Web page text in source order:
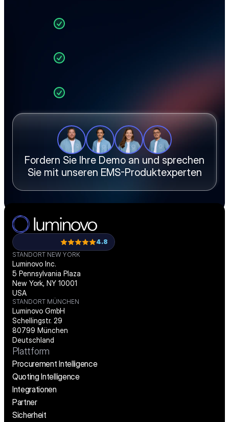
die Angebotszeit um 90 %
verkürzen
Fordern Sie Ihre Demo an und sprechen
Sie mit unseren EMS-Produktexperten
4.8
STANDORT NEW YORK
Luminovo Inc.
5 Pennsylvania Plaza
New York, NY 10001
USA
STANDORT MÜNCHEN
Luminovo GmbH
Schellingstr. 29
80799 München
Deutschland
Plattform
Procurement Intelligence
Quoting Intelligence
Integrationen
Partner
Sicherheit